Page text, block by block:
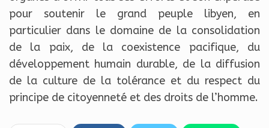
pour soutenir le grand peuple libyen, en
particulier dans le domaine de la consolidation
de la paix, de la coexistence pacifique, du
développement humain durable, de la diffusion
de la culture de la tolérance et du respect du
principe de citoyenneté et des droits de l’homme.